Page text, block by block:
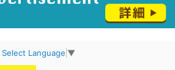
Select Language ▼